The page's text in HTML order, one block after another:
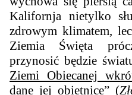
Kalifornja nietylko
zdrowym klimatem,
Ziemia Święta
przynosić będzie
Ziemi Obiecanej
dane jej obietnice” (